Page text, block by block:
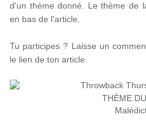
d'un thème donné. Le thème de
en bas de l'article.
Tu participes ? Laisse un
le lien de ton article.
​THÈME